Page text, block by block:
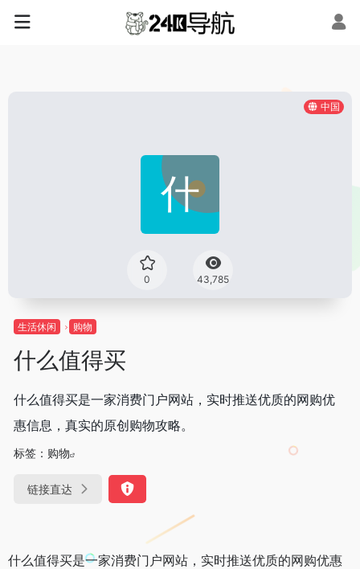
中国
0 43,785
生活休闲 购物
什么值得买
什么值得买是一家消费门户网站，实时推送优质的网购优
惠信息，真实的原创购物攻略。
标签： 购物
链接直达
什么值得买是一家消费门户网站，实时推送优质的网购优惠